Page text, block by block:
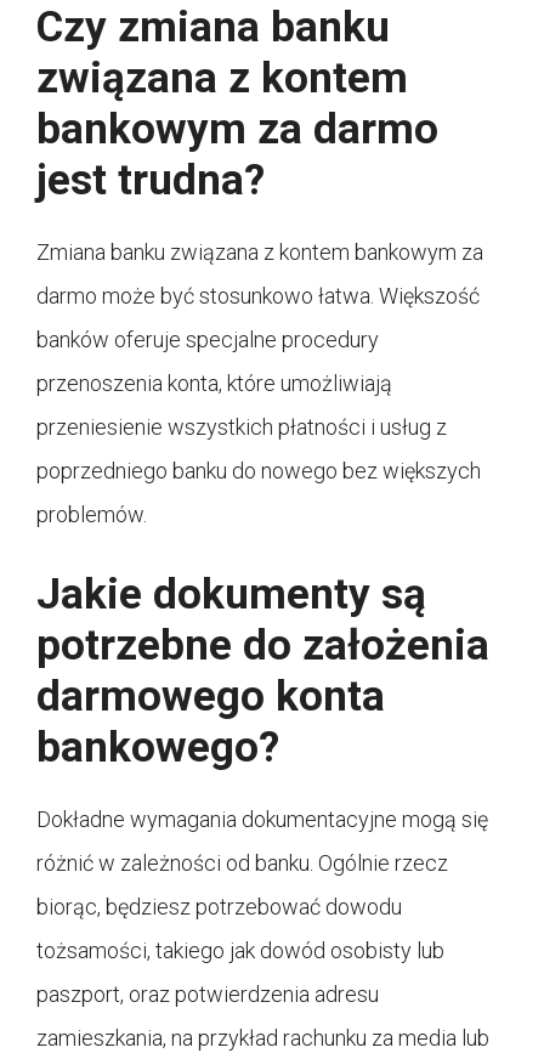
Czy zmiana banku
związana z kontem
bankowym za darmo
jest trudna?
Zmiana banku związana z kontem bankowym za
darmo może być stosunkowo łatwa. Większość
banków oferuje specjalne procedury
przenoszenia konta, które umożliwiają
przeniesienie wszystkich płatności i usług z
poprzedniego banku do nowego bez większych
problemów.
Jakie dokumenty są
potrzebne do założenia
darmowego konta
bankowego?
Dokładne wymagania dokumentacyjne mogą się
różnić w zależności od banku. Ogólnie rzecz
biorąc, będziesz potrzebować dowodu
tożsamości, takiego jak dowód osobisty lub
paszport, oraz potwierdzenia adresu
zamieszkania, na przykład rachunku za media lub